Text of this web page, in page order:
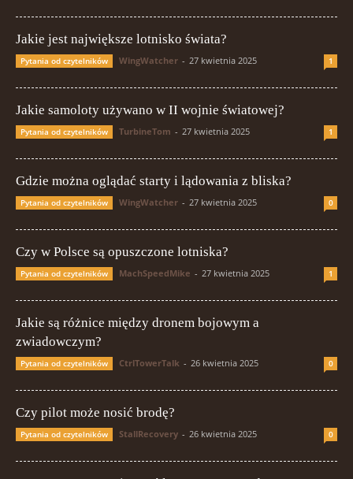
Jakie jest największe lotnisko świata?
Pytania od czytelników WingWatcher - 27 kwietnia 2025 1
Jakie samoloty używano w II wojnie światowej?
Pytania od czytelników TurbineTom - 27 kwietnia 2025 1
Gdzie można oglądać starty i lądowania z bliska?
Pytania od czytelników WingWatcher - 27 kwietnia 2025 0
Czy w Polsce są opuszczone lotniska?
Pytania od czytelników MachSpeedMike - 27 kwietnia 2025 1
Jakie są różnice między dronem bojowym a
zwiadowczym?
Pytania od czytelników CtrlTowerTalk - 26 kwietnia 2025 0
Czy pilot może nosić brodę?
Pytania od czytelników StallRecovery - 26 kwietnia 2025 0